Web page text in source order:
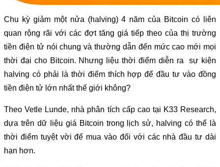
Chu kỳ giảm một nửa (halving) 4 năm của Bitcoin có liên
quan rộng rãi với các đợt tăng giá tiếp theo của thị trường
tiền điện tử nói chung và thường dẫn đến mức cao mới mọi
thời đại cho Bitcoin. Nhưng liệu thời điểm diễn ra sự kiện
halving có phải là thời điểm thích hợp để đầu tư vào đồng
tiền điện tử lớn nhất thế giới không?
Theo Vetle Lunde, nhà phân tích cấp cao tại K33 Research,
dựa trên dữ liệu giá Bitcoin trong lịch sử, halving có thể là
thời điểm tuyệt vời để mua vào đối với các nhà đầu tư dài
hạn hơn.